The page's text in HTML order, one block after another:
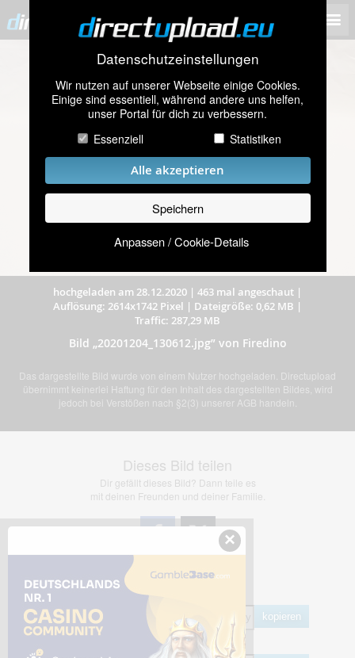
Datenschutzeinstellungen
Wir nutzen auf unserer Webseite einige Cookies.
Einige sind essentiell, während andere uns helfen,
unser Portal für dich zu verbessern.
Essenziell
Statistiken
Alle akzeptieren
Speichern
Anpassen / Cookie-Details
hochgeladen am 28.12.2020 | 463 mal angeschaut |
Auflösung: 2614x1742 Pixel | Dateigröße: 0,62 MB |
Traffic: 287,29 MB
Bild „20201204_130612.jpg” von Firedino
Das dargestellte Bild wurde von einem Nutzer hochgeladen. Directupload
übernimmt keinerlei Haftung für den Inhalt des dargestellten Bildes, wird
jedoch bei Verstößen nach §2(3) unserer AGB handeln.
Dieses Bild teilen
Dir gefällt dieses Bild? Dann teile es
mit deinen Freunden und deiner Familie.
Share Links
kopieren
HTML
×